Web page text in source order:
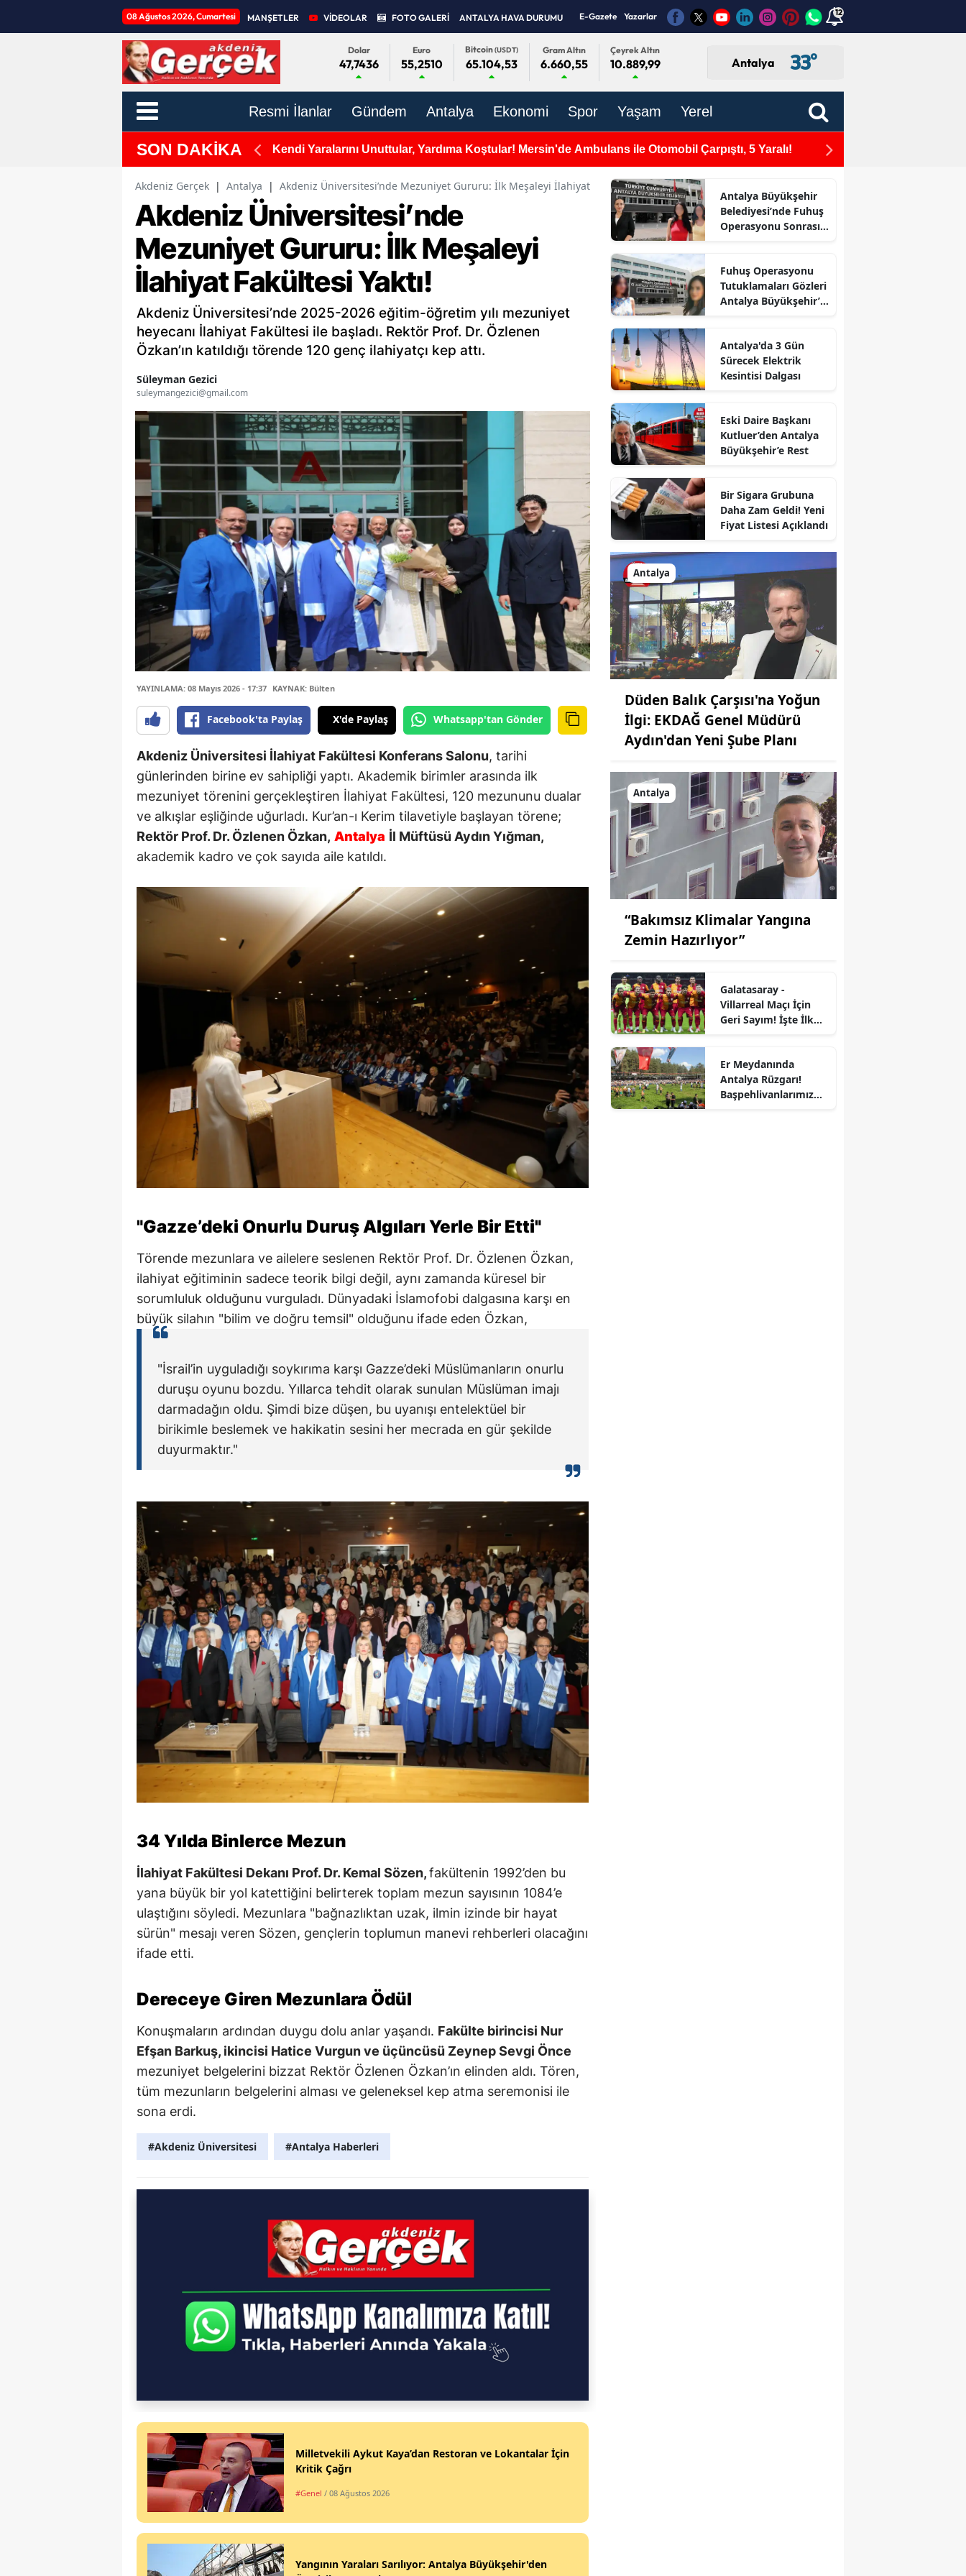
08 Ağustos 2026, Cumartesi MANŞETLER VİDEOLAR FOTO GALERİ ANTALYA HAVA DURUMU E-Gazete Yazarlar 12
Dolar
47,7436
Euro
55,2510
Bitcoin(USDT)
65.104,53
Gram Altın
6.660,55
Çeyrek Altın
10.889,99 Antalya 33°
Resmi İlanlar Gündem Antalya Ekonomi Spor Yaşam Yerel
SON DAKİKA Kendi Yaralarını Unuttular, Yardıma Koştular! Mersin'de Ambulans ile Otomobil Çarpıştı, 5 Yaralı! Dokumapark'taki
Akdeniz Gerçek | Antalya | Akdeniz Üniversitesi’nde Mezuniyet Gururu: İlk Meşaleyi İlahiyat Fakültesi Yaktı!
Akdeniz Üniversitesi’nde
Mezuniyet Gururu: İlk Meşaleyi
İlahiyat Fakültesi Yaktı!
Akdeniz Üniversitesi’nde 2025-2026 eğitim-öğretim yılı mezuniyet
heyecanı İlahiyat Fakültesi ile başladı. Rektör Prof. Dr. Özlenen
Özkan’ın katıldığı törende 120 genç ilahiyatçı kep attı.
Süleyman Gezici
suleymangezici@gmail.com
YAYINLAMA: 08 Mayıs 2026 - 17:37 KAYNAK: Bülten
Facebook'ta Paylaş X'de Paylaş Whatsapp'tan Gönder
Akdeniz Üniversitesi İlahiyat Fakültesi Konferans Salonu, tarihi
günlerinden birine ev sahipliği yaptı. Akademik birimler arasında ilk
mezuniyet törenini gerçekleştiren İlahiyat Fakültesi, 120 mezununu dualar
ve alkışlar eşliğinde uğurladı. Kur’an-ı Kerim tilavetiyle başlayan törene;
Rektör Prof. Dr. Özlenen Özkan, Antalya İl Müftüsü Aydın Yığman,
akademik kadro ve çok sayıda aile katıldı.
"Gazze’deki Onurlu Duruş Algıları Yerle Bir Etti"
Törende mezunlara ve ailelere seslenen Rektör Prof. Dr. Özlenen Özkan,
ilahiyat eğitiminin sadece teorik bilgi değil, aynı zamanda küresel bir
sorumluluk olduğunu vurguladı. Dünyadaki İslamofobi dalgasına karşı en
büyük silahın "bilim ve doğru temsil" olduğunu ifade eden Özkan,
"İsrail’in uyguladığı soykırıma karşı Gazze’deki Müslümanların onurlu
duruşu oyunu bozdu. Yıllarca tehdit olarak sunulan Müslüman imajı
darmadağın oldu. Şimdi bize düşen, bu uyanışı entelektüel bir
birikimle beslemek ve hakikatin sesini her mecrada en gür şekilde
duyurmaktır."
34 Yılda Binlerce Mezun
İlahiyat Fakültesi Dekanı Prof. Dr. Kemal Sözen,fakültenin 1992’den bu
yana büyük bir yol katettiğini belirterek toplam mezun sayısının 1084’e
ulaştığını söyledi. Mezunlara "bağnazlıktan uzak, ilmin izinde bir hayat
sürün" mesajı veren Sözen, gençlerin toplumun manevi rehberleri olacağını
ifade etti.
Dereceye Giren Mezunlara Ödül
Konuşmaların ardından duygu dolu anlar yaşandı. Fakülte birincisi Nur
Efşan Barkuş, ikincisi Hatice Vurgun ve üçüncüsü Zeynep Sevgi Önce
mezuniyet belgelerini bizzat Rektör Özlenen Özkan’ın elinden aldı. Tören,
tüm mezunların belgelerini alması ve geleneksel kep atma seremonisi ile
sona erdi.
#Akdeniz Üniversitesi #Antalya Haberleri
Milletvekili Aykut Kaya’dan Restoran ve Lokantalar İçin
Kritik Çağrı
#Genel / 08 Ağustos 2026
Yangının Yaraları Sarılıyor: Antalya Büyükşehir'den
Antalya Büyükşehir
Belediyesi’nde Fuhuş
Operasyonu Sonrası
Fuhuş Operasyonu
Tutuklamaları Gözleri
Antalya Büyükşehir’e
Antalya'da 3 Gün
Sürecek Elektrik
Kesintisi Dalgası
Eski Daire Başkanı
Kutluer’den Antalya
Büyükşehir’e Rest
Bir Sigara Grubuna
Daha Zam Geldi! Yeni
Fiyat Listesi Açıklandı
Antalya
Düden Balık Çarşısı'na Yoğun
İlgi: EKDAĞ Genel Müdürü
Aydın'dan Yeni Şube Planı
Antalya
“Bakımsız Klimalar Yangına
Zemin Hazırlıyor”
Galatasaray -
Villarreal Maçı İçin
Geri Sayım! İşte İlk
Er Meydanında
Antalya Rüzgarı!
Başpehlivanlarımız